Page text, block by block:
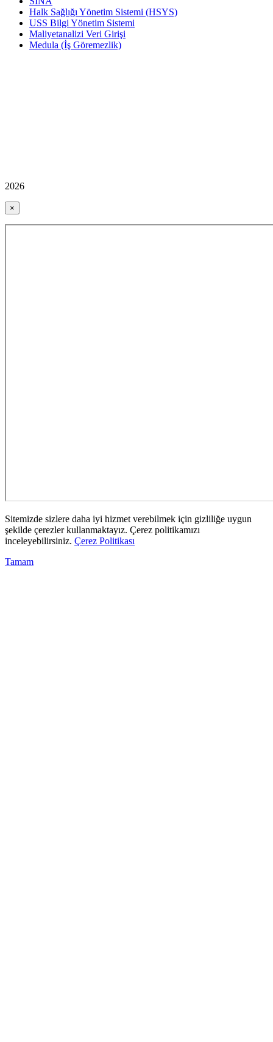
Halk Sağlığı Yönetim Sistemi (HSYS)
USS Bilgi Yönetim Sistemi
Maliyetanalizi Veri Girişi
Medula (İş Göremezlik)
2026
×
Sitemizde sizlere daha iyi hizmet verebilmek için gizliliğe uygun
şekilde çerezler kullanmaktayız. Çerez politikamızı
inceleyebilirsiniz. Çerez Politikası
Tamam